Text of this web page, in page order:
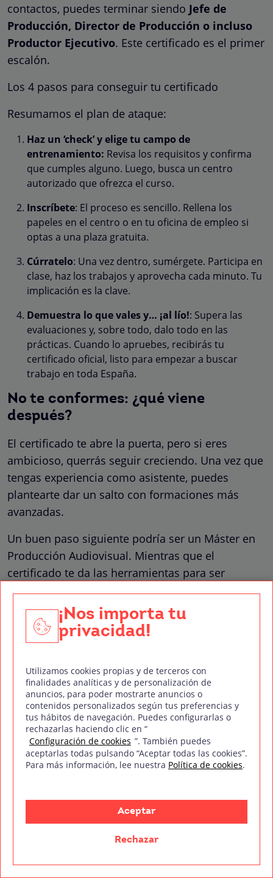
contactos, puedes terminar siendo Jefe de
Producción, Director de Producción o incluso
Productor Ejecutivo. Este certificado es el primer
escalón.
Los 4 pasos para conseguir tu certificado
Resumamos el plan de ataque:
Haz un ‘check’ y elige tu campo de
entrenamiento: Revisa los requisitos y confirma
que cumples alguno. Luego, busca un centro
autorizado que ofrezca el curso.
Inscríbete: El proceso es sencillo. Rellena los
papeles en el centro o en tu oficina de empleo si
optas a una plaza gratuita.
Cúrratelo: Una vez dentro, sumérgete. Participa en
clase, haz los trabajos y aprovecha cada minuto. Tu
implicación es la clave.
Demuestra lo que vales y… ¡al lío!: Supera las
evaluaciones y, sobre todo, dalo todo en las
prácticas. Cuando lo apruebes, recibirás tu
certificado oficial, listo para empezar a buscar
trabajo en toda España.
No te conformes: ¿qué viene
después?
El certificado te abre la puerta, pero si eres
ambicioso, querrás seguir creciendo. Una vez que
tengas experiencia como asistente, puedes
plantearte dar un salto con formaciones más
avanzadas.
Un buen paso siguiente podría ser un Máster en
Producción Audiovisual. Mientras que el
certificado te da las herramientas para ser
una visión global del negocio: aprendes a fondo
sobre guion, dirección, cómo financiar un
proyecto y cómo distribuirlo. Está pensado para
producción.
Algunos programas, como elMáster en
Producción Audiovisual y Cinematografíade
Treintaycinco mm,te ofrecen hasta 300 horas de
prácticas y un servicio de seguimiento con ofertas
de empleo.
Entonces, ¿merece la pena el esfuerzo?
Si te apasiona el cine, si eres una persona
trabajar en equipo, la respuesta es un sí rotundo.
¡Nos importa tu
privacidad!
Utilizamos cookies propias y de terceros con
finalidades analíticas y de personalización de
anuncios, para poder mostrarte anuncios o
contenidos personalizados según tus preferencias y
tus hábitos de navegación. Puedes configurarlas o
rechazarlas haciendo clic en “
Configuración de cookies ”. También puedes
aceptarlas todas pulsando “Aceptar todas las cookies”.
Para más información, lee nuestra Política de cookies.
Aceptar
Rechazar